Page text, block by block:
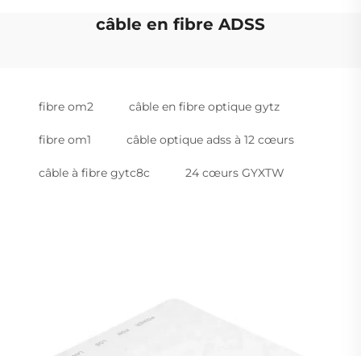
câble en fibre ADSS
fibre om2 câble en fibre optique gytz
fibre om1 câble optique adss à 12 cœurs
câble à fibre gytc8c 24 cœurs GYXTW